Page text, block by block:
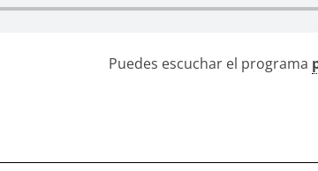
Puedes escuchar el programa